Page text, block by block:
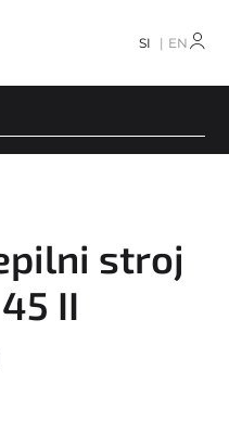
SI EN
stroj
II